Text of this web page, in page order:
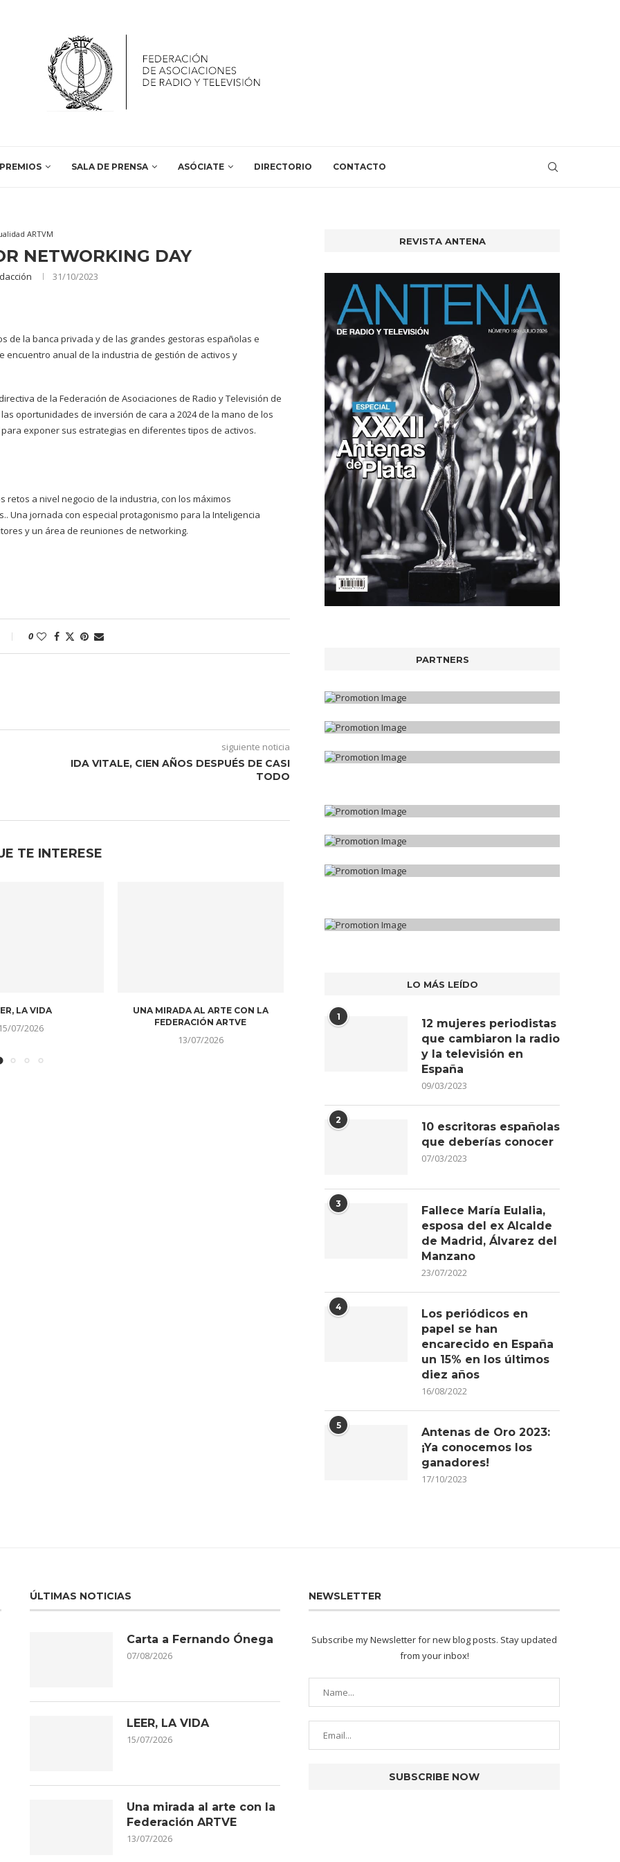
PREMIOS SALA DE PRENSA ASÓCIATE DIRECTORIO CONTACTO
ARTVM
NETWORKING DAY
31/10/2023
de la banca privada y de las grandes gestoras españolas e
anual de la industria de gestión de activos y
de la Federación de Asociaciones de Radio y Televisión de
oportunidades de inversión de cara a 2024 de la mano de los
exponer sus estrategias en diferentes tipos de activos.
a nivel negocio de la industria, con los máximos
Una jornada con especial protagonismo para la Inteligencia
y un área de reuniones de networking.
0
siguiente noticia
IDA VITALE, CIEN AÑOS DESPUÉS DE CASI
TODO
TE INTERESE
DE UN SOL
A LA LUZ DE LOS AÑOS
10/07/2026
FALLECE EL PERIODISTA Y
PRESENTADOR DE ARAGÓNTV,
MEJORES MOMENTOS...
17/06/2026
REVISTA ANTENA
PARTNERS
LO MÁS LEÍDO
1
12 mujeres periodistas
que cambiaron la radio
y la televisión en
España
09/03/2023
2
10 escritoras españolas
que deberías conocer
07/03/2023
3
Fallece María Eulalia,
esposa del ex Alcalde
de Madrid, Álvarez del
Manzano
23/07/2022
4
Los periódicos en
papel se han
encarecido en España
un 15% en los últimos
diez años
16/08/2022
5
Antenas de Oro 2023:
¡Ya conocemos los
ganadores!
17/10/2023
ÚLTIMAS NOTICIAS
Carta a Fernando Ónega
07/08/2026
LEER, LA VIDA
15/07/2026
Una mirada al arte con la
Federación ARTVE
13/07/2026
NEWSLETTER
Subscribe my Newsletter for new blog posts. Stay updated
from your inbox!